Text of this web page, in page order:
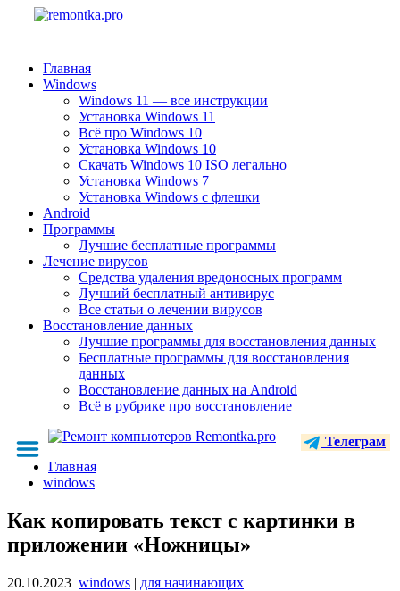
Главная
Windows
Windows 11 — все инструкции
Установка Windows 11
Всё про Windows 10
Установка Windows 10
Скачать Windows 10 ISO легально
Установка Windows 7
Установка Windows с флешки
Android
Программы
Лучшие бесплатные программы
Лечение вирусов
Средства удаления вредоносных программ
Лучший бесплатный антивирус
Все статьи о лечении вирусов
Восстановление данных
Лучшие программы для восстановления данных
Бесплатные программы для восстановления
данных
Восстановление данных на Android
Всё в рубрике про восстановление
Телеграм
Главная
windows
Как копировать текст с картинки в
приложении «Ножницы»
20.10.2023 windows | для начинающих